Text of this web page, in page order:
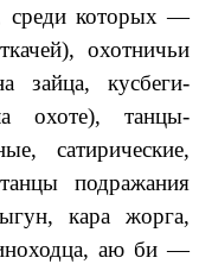
среди которых —
охотничьи
кусбеги-
охоте), танцы-
сатирические,
подражания
кара жорга,
аю би —